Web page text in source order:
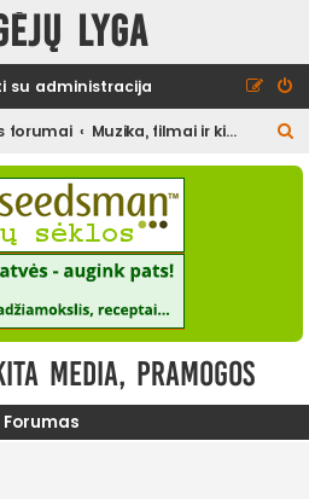
lyga
su administracija
forumai Muzika, filmai ir kita media, pramogos
e
media, pramogos
Forumas